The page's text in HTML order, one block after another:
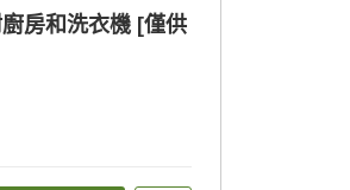
房和洗衣機 [僅供